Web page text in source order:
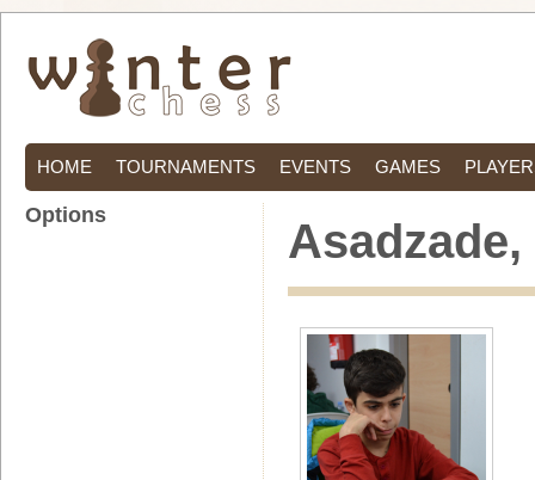
HOME TOURNAMENTS EVENTS GAMES
Options